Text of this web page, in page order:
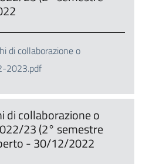
di collaborazione o
2023.pdf
di collaborazione o
23 (2° semestre
- 30/12/2022